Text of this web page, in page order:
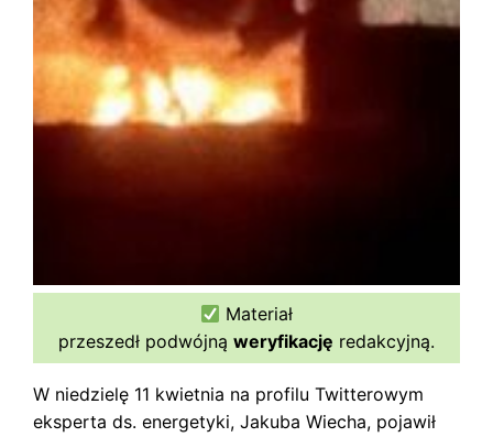
Materiał
przeszedł podwójną weryfikację redakcyjną.
W niedzielę 11 kwietnia na profilu Twitterowym
eksperta ds. energetyki, Jakuba Wiecha, pojawił